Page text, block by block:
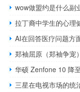
wow做盟约是什么副
AI在回答医疗问题方
郑袖屈原（郑袖争宠）
华硕 Zenfone 10 降
三星在电视市场的统